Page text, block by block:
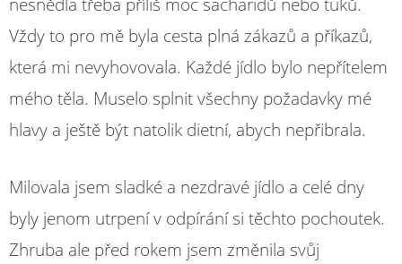
Vždy to pro mě byla cesta plná zákazů a příkazů,
která mi nevyhovovala. Každé jídlo bylo nepřítelem
mého těla. Muselo splnit všechny požadavky mé
hlavy a ještě být natolik dietní, abych nepřibrala.
Milovala jsem sladké a nezdravé jídlo a celé dny
byly jenom utrpení v odpírání si těchto pochoutek.
Zhruba ale před rokem jsem změnila svůj